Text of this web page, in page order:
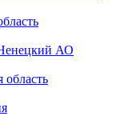
АО
область